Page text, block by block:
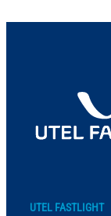
UTEL FASTLIGHT